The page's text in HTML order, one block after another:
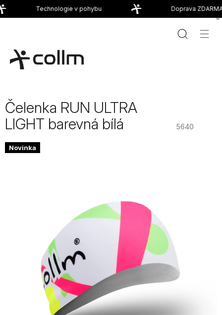
Přejít
na
Technologie v pohybu Doprava
Čelenka RUN ULTRA
LIGHT barevná bílá
5640
Novinka